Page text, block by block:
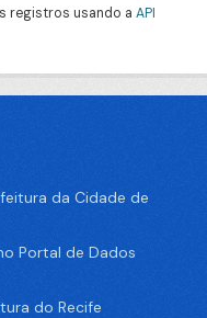
registros usando a API
da Cidade de
Portal de Dados
do Recife